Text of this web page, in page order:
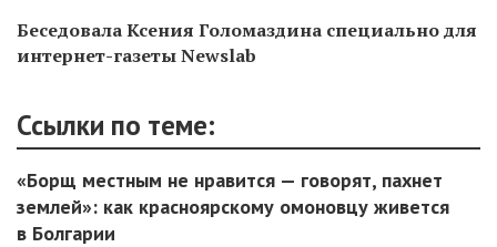
Беседовала Ксения Голомаздина специально для
интернет-газеты Newslab
Ссылки по теме:
«Борщ местным не нравится — говорят, пахнет
землей»: как красноярскому омоновцу живется
в Болгарии